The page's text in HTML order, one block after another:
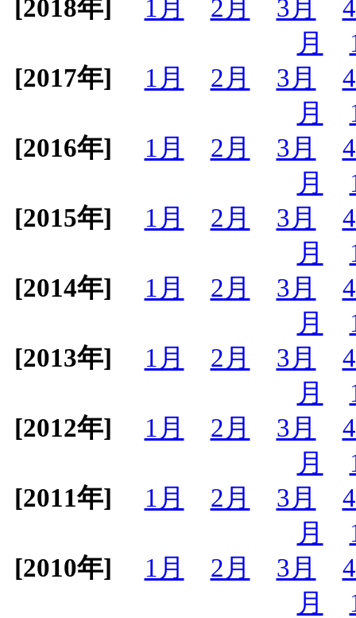
[2018年] 1月 2月 3月
月
[2017年]
1月 2月 3月
月
[2016年]
1月 2月 3月
月
[2015年]
1月 2月 3月
月
[2014年]
1月 2月 3月
月
[2013年]
1月 2月 3月
月
[2012年]
1月 2月 3月
月
[2011年]
1月 2月 3月
月
[2010年]
1月 2月 3月
月